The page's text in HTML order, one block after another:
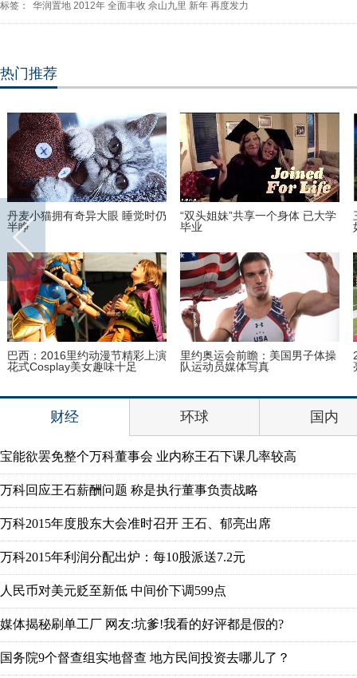
标签： 华润置地 2012年 全面丰收 佘山九里 新年 再度发力
热门推荐
丹麦小猫拥有奇异大眼 睡觉时仍
半睁
“双头姐妹”共享一个身体 已大学
毕业
巴西：2016里约动漫节精彩上演
花式Cosplay美女趣味十足
里约奥运会前瞻：美国男子体操
队运动员媒体写真
财经 环球 国内
宝能欲罢免整个万科董事会 业内称王石下课几率较高
万科回应王石薪酬问题 称是执行董事负责战略
万科2015年度股东大会准时召开 王石、郁亮出席
万科2015年利润分配出炉：每10股派送7.2元
人民币对美元贬至新低 中间价下调599点
媒体揭秘刷单工厂 网友:坑爹!我看的好评都是假的?
国务院9个督查组实地督查 地方民间投资去哪儿了？